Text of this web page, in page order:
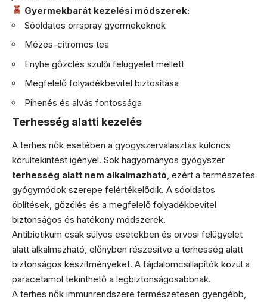
Gyermekbarát kezelési módszerek:
Sóoldatos orrspray gyermekeknek
Mézes-citromos tea
Enyhe gőzölés szülői felügyelet mellett
Megfelelő folyadékbevitel biztosítása
Pihenés és alvás fontossága
Terhesség alatti kezelés
A terhes nők esetében a gyógyszerválasztás különös
körültekintést igényel. Sok hagyományos gyógyszer
terhesség alatt nem alkalmazható , ezért a természetes
gyógymódok szerepe felértékelődik. A sóoldatos
öblítések, gőzölés és a megfelelő folyadékbevitel
biztonságos és hatékony módszerek.
Antibiotikum csak súlyos esetekben és orvosi felügyelet
alatt alkalmazható, előnyben részesítve a terhesség alatt
biztonságos készítményeket. A fájdalomcsillapítók közül a
paracetamol tekinthető a legbiztonságosabbnak.
A terhes nők immunrendszere természetesen gyengébb,